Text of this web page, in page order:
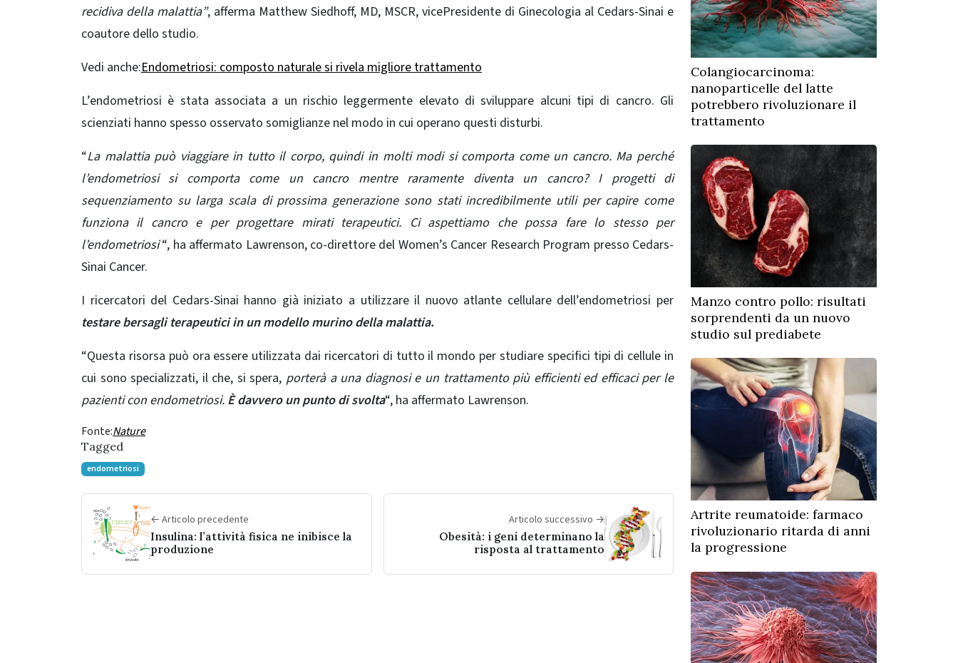
recidiva della malattia”, afferma Matthew Siedhoff, MD, MSCR, vicePresidente di Ginecologia al Cedars-Sinai e
coautore dello studio.
Vedi anche:Endometriosi: composto naturale si rivela migliore trattamento
L’endometriosi è stata associata a un rischio leggermente elevato di sviluppare alcuni tipi di cancro. Gli
scienziati hanno spesso osservato somiglianze nel modo in cui operano questi disturbi.
“La malattia può viaggiare in tutto il corpo, quindi in molti modi si comporta come un cancro. Ma perché
l’endometriosi si comporta come un cancro mentre raramente diventa un cancro? I progetti di
sequenziamento su larga scala di prossima generazione sono stati incredibilmente utili per capire come
funziona il cancro e per progettare mirati terapeutici. Ci aspettiamo che possa fare lo stesso per
l’endometriosi“, ha affermato Lawrenson, co-direttore del Women’s Cancer Research Program presso Cedars-
Sinai Cancer.
I ricercatori del Cedars-Sinai hanno già iniziato a utilizzare il nuovo atlante cellulare dell’endometriosi per
testare bersagli terapeutici in un modello murino della malattia.
“Questa risorsa può ora essere utilizzata dai ricercatori di tutto il mondo per studiare specifici tipi di cellule in
cui sono specializzati, il che, si spera, porterà a una diagnosi e un trattamento più efficienti ed efficaci per le
pazienti con endometriosi. È davvero un punto di svolta“, ha affermato Lawrenson.
Fonte:Nature
Tagged
endometriosi
← Articolo precedente
Insulina: l’attività fisica ne inibisce la
produzione
Articolo successivo →
Obesità: i geni determinano la
risposta al trattamento
Colangiocarcinoma:
nanoparticelle del latte
potrebbero rivoluzionare il
trattamento
Manzo contro pollo: risultati
sorprendenti da un nuovo
studio sul prediabete
Artrite reumatoide: farmaco
rivoluzionario ritarda di anni
la progressione